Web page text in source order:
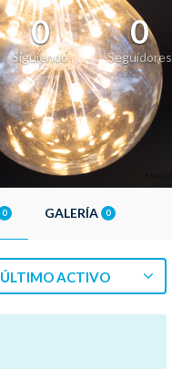
0
Siguiendo
0
Seguidores
0 GALERÍA 0
ÚLTIMO ACTIVO